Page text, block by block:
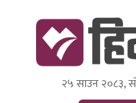
Himal Press
Dot NewsyNepal
२५ साउन २०८३,